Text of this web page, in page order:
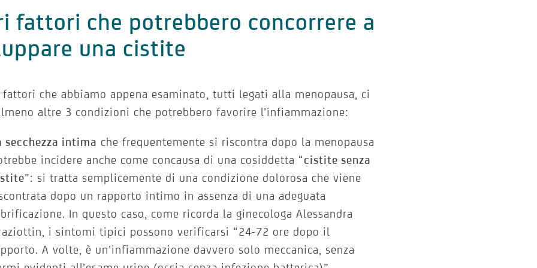
fattori che potrebbero concorrere a
una cistite
che abbiamo appena esaminato, tutti legati alla menopausa, ci
altre 3 condizioni che potrebbero favorire l’infiammazione:
secchezza intima che frequentemente si riscontra dopo la menopausa
incidere anche come concausa di una cosiddetta “cistite senza
”: si tratta semplicemente di una condizione dolorosa che viene
dopo un rapporto intimo in assenza di una adeguata
In questo caso, come ricorda la ginecologa Alessandra
i sintomi tipici possono verificarsi “24-72 ore dopo il
A volte, è un’infiammazione davvero solo meccanica, senza